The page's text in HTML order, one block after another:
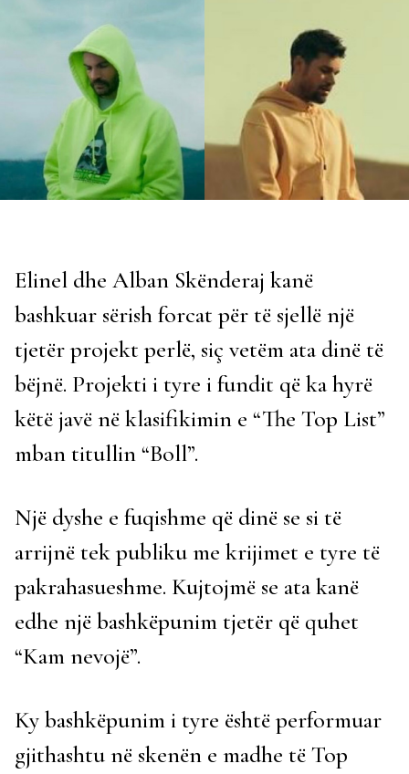
Elinel dhe Alban Skënderaj kanë
bashkuar sërish forcat për të sjellë një
tjetër projekt perlë, siç vetëm ata dinë të
bëjnë. Projekti i tyre i fundit që ka hyrë
këtë javë në klasifikimin e “The Top List”
mban titullin “Boll”.
Një dyshe e fuqishme që dinë se si të
arrijnë tek publiku me krijimet e tyre të
pakrahasueshme. Kujtojmë se ata kanë
edhe një bashkëpunim tjetër që quhet
“Kam nevojë”.
Ky bashkëpunim i tyre është performuar
gjithashtu në skenën e madhe të Top